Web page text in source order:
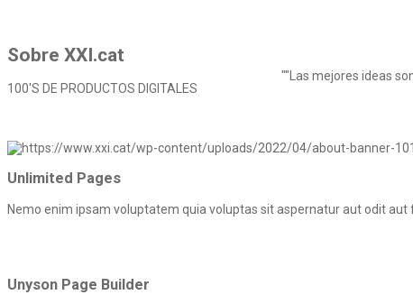
Sobre XXI.cat
100'S DE PRODUCTOS DIGITALES
""Las mejores ideas
Unlimited Pages
Nemo enim ipsam voluptatem quia voluptas sit aspernatur aut odit aut
Unyson Page Builder